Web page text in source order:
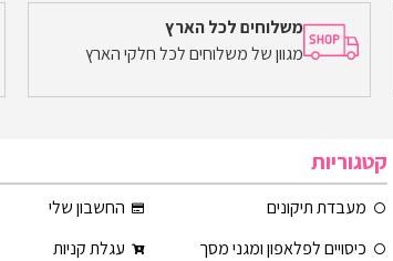
משלוחים לכל הארץ
מגוון של משלוחים לכל חלקי הארץ
קטגוריות
מעבדת תיקונים
כיסויים לפלאפון ומגני מסך
החשבון שלי
עגלת קניות